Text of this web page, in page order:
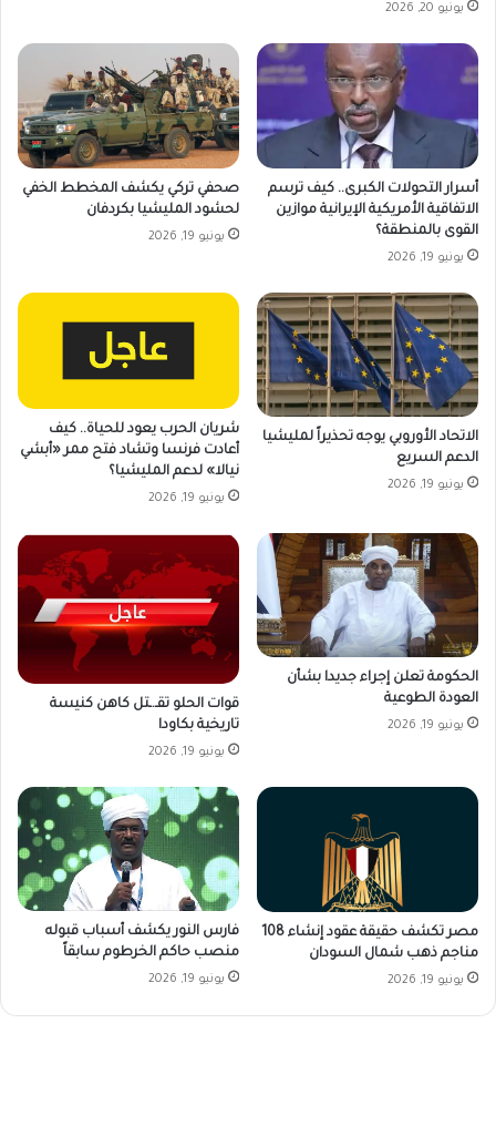
يونيو 20, 2026
أسرار التحولات الكبرى.. كيف ترسم
الاتفاقية الأمريكية الإيرانية موازين
القوى بالمنطقة؟
يونيو 19, 2026
صحفي تركي يكشف المخطط الخفي
لحشود المليشيا بكردفان
يونيو 19, 2026
الاتحاد الأوروبي يوجه تحذيراً لمليشيا
الدعم السريع
يونيو 19, 2026
شريان الحرب يعود للحياة.. كيف
أعادت فرنسا وتشاد فتح ممر «أبشي
نيالا» لدعم المليشيا؟
يونيو 19, 2026
الحكومة تعلن إجراء جديدا بشأن
العودة الطوعية
يونيو 19, 2026
قوات الحلو تقـ.ـتل كاهن كنيسة
تاريخية بكاودا
يونيو 19, 2026
مصر تكشف حقيقة عقود إنشاء 108
مناجم ذهب شمال السودان
يونيو 19, 2026
فارس النور يكشف أسباب قبوله
منصب حاكم الخرطوم سابقاً
يونيو 19, 2026